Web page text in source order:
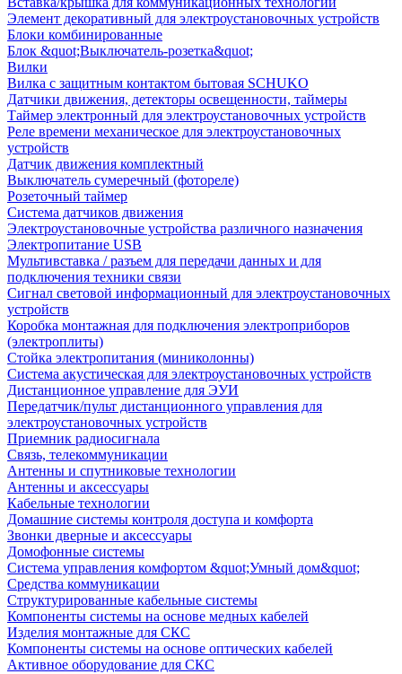
Элемент декоративный для электроустановочных устройств
Блоки комбинированные
Блок &quot;Выключатель-розетка&quot;
Вилки
Вилка с защитным контактом бытовая SCHUKO
Датчики движения, детекторы освещенности, таймеры
Таймер электронный для электроустановочных устройств
Реле времени механическое для электроустановочных
устройств
Датчик движения комплектный
Выключатель сумеречный (фотореле)
Розеточный таймер
Система датчиков движения
Электроустановочные устройства различного назначения
Электропитание USB
Мультивставка / разъем для передачи данных и для
подключения техники связи
Сигнал световой информационный для электроустановочных
устройств
Коробка монтажная для подключения электроприборов
(электроплиты)
Стойка электропитания (миниколонны)
Система акустическая для электроустановочных устройств
Дистанционное управление для ЭУИ
Передатчик/пульт дистанционного управления для
электроустановочных устройств
Приемник радиосигнала
Связь, телекоммуникации
Антенны и спутниковые технологии
Антенны и аксессуары
Кабельные технологии
Домашние системы контроля доступа и комфорта
Звонки дверные и аксессуары
Домофонные системы
Система управления комфортом &quot;Умный дом&quot;
Средства коммуникации
Структурированные кабельные системы
Компоненты системы на основе медных кабелей
Изделия монтажные для СКС
Компоненты системы на основе оптических кабелей
Активное оборудование для СКС